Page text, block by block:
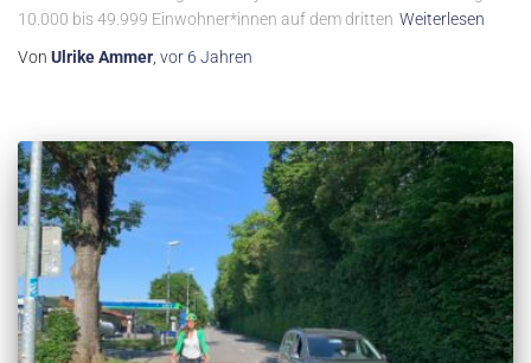
10.000 bis 49.999 Einwohner*innen auf dem dritten Weiterlesen
Von Ulrike Ammer vor 6 Jahren